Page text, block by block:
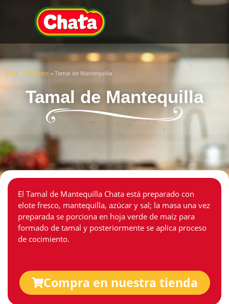
Inicio » Productos » Tamal de Mantequilla
Tamal de Mantequilla
El Tamal de Mantequilla Chata está preparado con
elote fresco, mantequilla, azúcar y sal; la masa una vez
preparada se porciona en hoja verde de maíz para
formado de tamal y posteriormente se aplica proceso
de cocimiento.
Compra en nuestra tienda